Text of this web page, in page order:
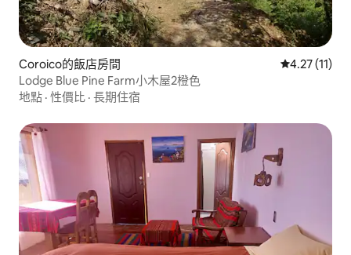
Coroico的飯店房間 從 11 則評價
4.27 (11)
Lodge Blue Pine Farm小木屋2橙色
地點 · 性價比 · 長期住宿